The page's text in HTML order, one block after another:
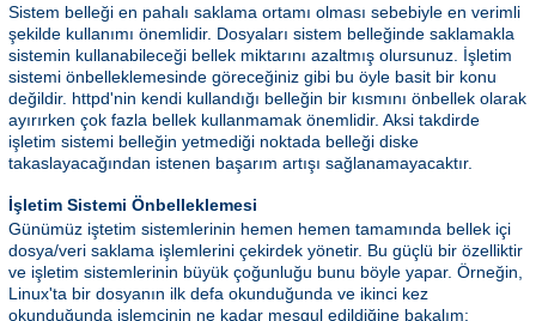
Sistem belleği en pahalı saklama ortamı olması sebebiyle en verimli
şekilde kullanımı önemlidir. Dosyaları sistem belleğinde saklamakla
sistemin kullanabileceği bellek miktarını azaltmış olursunuz. İşletim
sistemi önbelleklemesinde göreceğiniz gibi bu öyle basit bir konu
değildir. httpd'nin kendi kullandığı belleğin bir kısmını önbellek olarak
ayırırken çok fazla bellek kullanmamak önemlidir. Aksi takdirde
işletim sistemi belleğin yetmediği noktada belleği diske
takaslayacağından istenen başarım artışı sağlanamayacaktır.
İşletim Sistemi Önbelleklemesi
Günümüz iştetim sistemlerinin hemen hemen tamamında bellek içi
dosya/veri saklama işlemlerini çekirdek yönetir. Bu güçlü bir özelliktir
ve işletim sistemlerinin büyük çoğunluğu bunu böyle yapar. Örneğin,
Linux'ta bir dosyanın ilk defa okunduğunda ve ikinci kez
okunduğunda işlemcinin ne kadar meşgul edildiğine bakalım: